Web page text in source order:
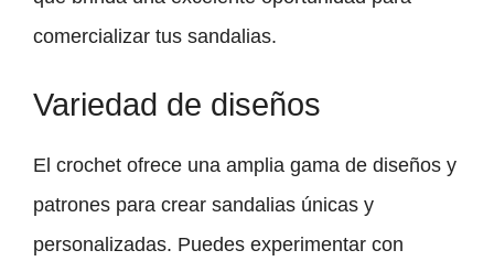
comercializar tus sandalias.
Variedad de diseños
El crochet ofrece una amplia gama de diseños y
patrones para crear sandalias únicas y
personalizadas. Puedes experimentar con